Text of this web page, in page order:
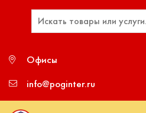
Офисы
info@poginter.ru